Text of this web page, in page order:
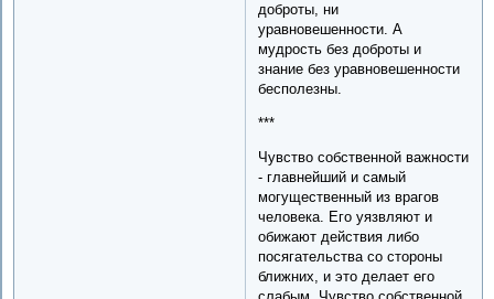
доброты, ни
уравновешенности. А
мудрость без доброты и
знание без уравновешенности
бесполезны.
***
Чувство собственной важности
- главнейший и самый
могущественный из врагов
человека. Его уязвляют и
обижают действия либо
посягательства со стороны
ближних, и это делает его